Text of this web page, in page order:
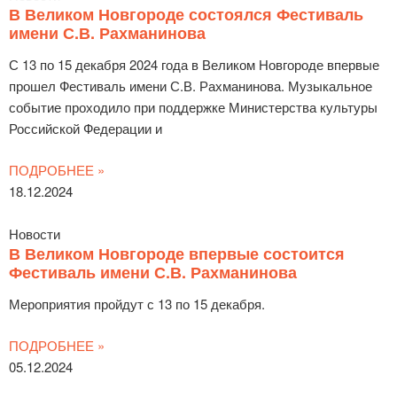
В Великом Новгороде состоялся Фестиваль
имени С.В. Рахманинова
С 13 по 15 декабря 2024 года в Великом Новгороде впервые
прошел Фестиваль имени С.В. Рахманинова. Музыкальное
событие проходило при поддержке Министерства культуры
Российской Федерации и
ПОДРОБНЕЕ »
18.12.2024
Новости
В Великом Новгороде впервые состоится
Фестиваль имени С.В. Рахманинова
Мероприятия пройдут с 13 по 15 декабря.
ПОДРОБНЕЕ »
05.12.2024